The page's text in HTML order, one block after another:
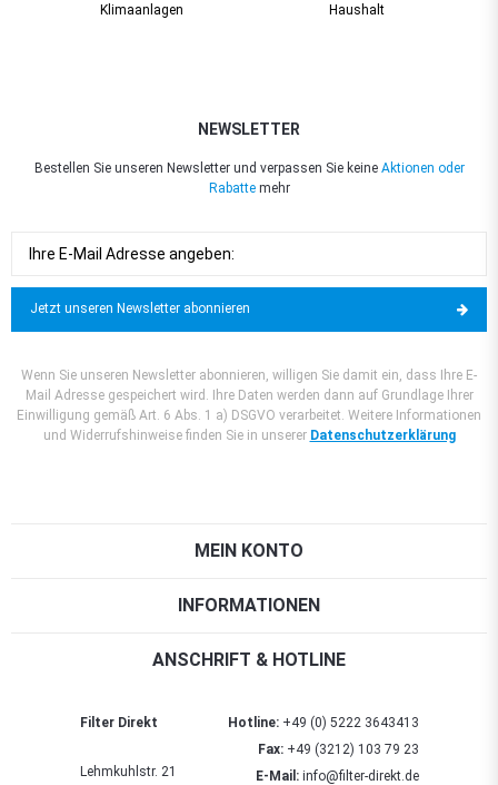
Klimaanlagen Haushalt
NEWSLETTER
Bestellen Sie unseren Newsletter und verpassen Sie keine Aktionen oder
Rabattemehr
Jetzt unseren Newsletter abonnieren
Wenn Sie unseren Newsletter abonnieren, willigen Sie damit ein, dass Ihre E-
Mail Adresse gespeichert wird. Ihre Daten werden dann auf Grundlage Ihrer
Einwilligung gemäß Art. 6 Abs. 1 a) DSGVO verarbeitet. Weitere Informationen
und Widerrufshinweise finden Sie in unserer Datenschutzerklärung
MEIN KONTO
INFORMATIONEN
ANSCHRIFT & HOTLINE
Filter Direkt
Lehmkuhlstr. 21
Hotline:+49 (0) 5222 3643413
Fax:+49 (3212) 103 79 23
E-Mail:info@filter-direkt.de